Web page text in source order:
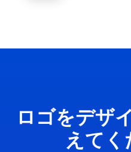
ロゴをデザ
えてく